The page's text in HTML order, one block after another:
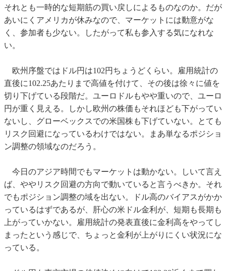
それとも一時的な短期筋の買い戻しによるものなのか。だが
あいにくアメリカが休みなので、マーケットには動意がな
く、参加者も少ない。したがって私も参入する気になれな
い。
欧州序盤ではドル円は102円ちょうどくらい。雇用統計の
直後に102.25あたりまで高値を付けて、その後は徐々に値を
切り下げている段階だ。ユーロドルもやや重いので、ユーロ
円が重く見える。しかし欧州の株価もそれほども下がってい
ないし、グローベックスでの米国株も下げていない。とても
リスク回避になっているわけではない。まあ単なるポジショ
ン調整の領域なのだろう。
今日のアジア時間でもマーケットは動かない。しいて言え
ば、ややリスク回避の方向で動いていると言うべきか。それ
でもポジション調整の域を出ない。ドル高のバイアスがかか
っているはずであるが、肝心の米ドル金利が、短期も長期も
上がっていかない。雇用統計の発表直後に金利高をやってし
まったという感じで、ちょっと金利が上がりにくい状況にな
っている。